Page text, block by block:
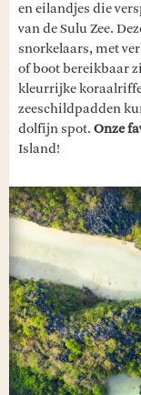
en eilandjes die
van de Sulu Zee.
snorkelaars, met
of boot bereikbaar
kleurrijke
zeeschildpadden
dolfijn spot. Onze
Island!